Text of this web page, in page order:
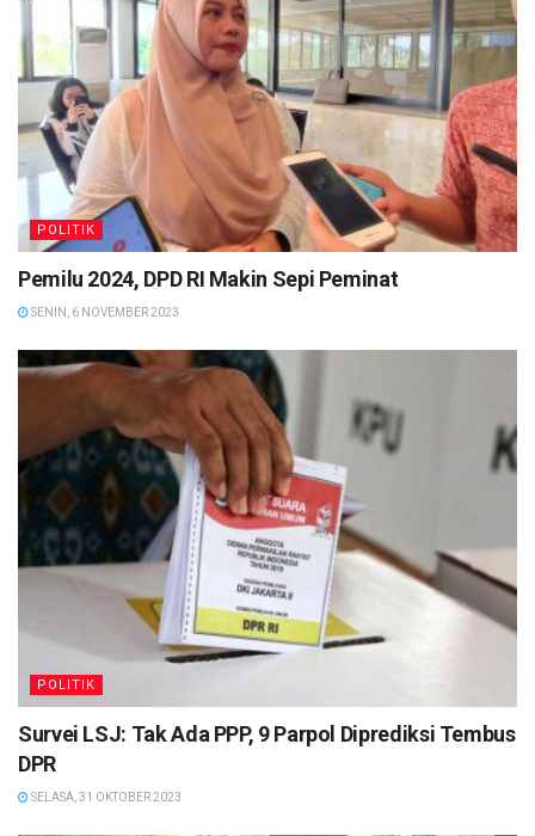
POLITIK
Pemilu 2024, DPD RI Makin Sepi Peminat
SENIN, 6 NOVEMBER 2023
POLITIK
Survei LSJ: Tak Ada PPP, 9 Parpol Diprediksi Tembus
DPR
SELASA, 31 OKTOBER 2023